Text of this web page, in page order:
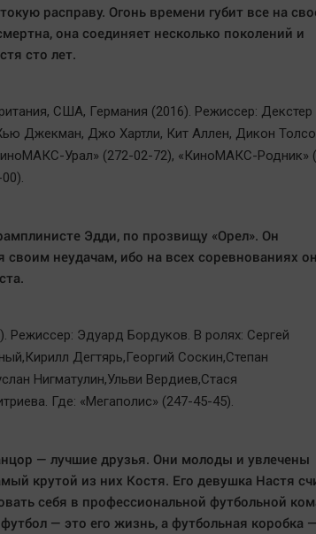
расправу. Огонь времени губит все на
она соединяет несколько поколений и
сто лет.
США, Германия (2016). Режиссер: Декстер
Джекман, Джо Хартли, Кит Аллен, Дикон
Урал» (272-02-72), «КиноМАКС-Родник»
Эдди, по прозвищу «Орел». Он
своим неудачам, ибо на всех соревнованиях он
Режиссер: Эдуард Бордуков. В ролях: Сергей
Дегтярь,Георгий Соскин,Степан
Нигматулин,Ульви Вердиев,Стася
Где: «Мегаполис» (247-45-45).
— лучшие друзья. Они молоды и увлечены
крутой из них Костя. Его девушка Настя
себя в профессиональной футбольной
— это его жизнь, а футбольная коробка —